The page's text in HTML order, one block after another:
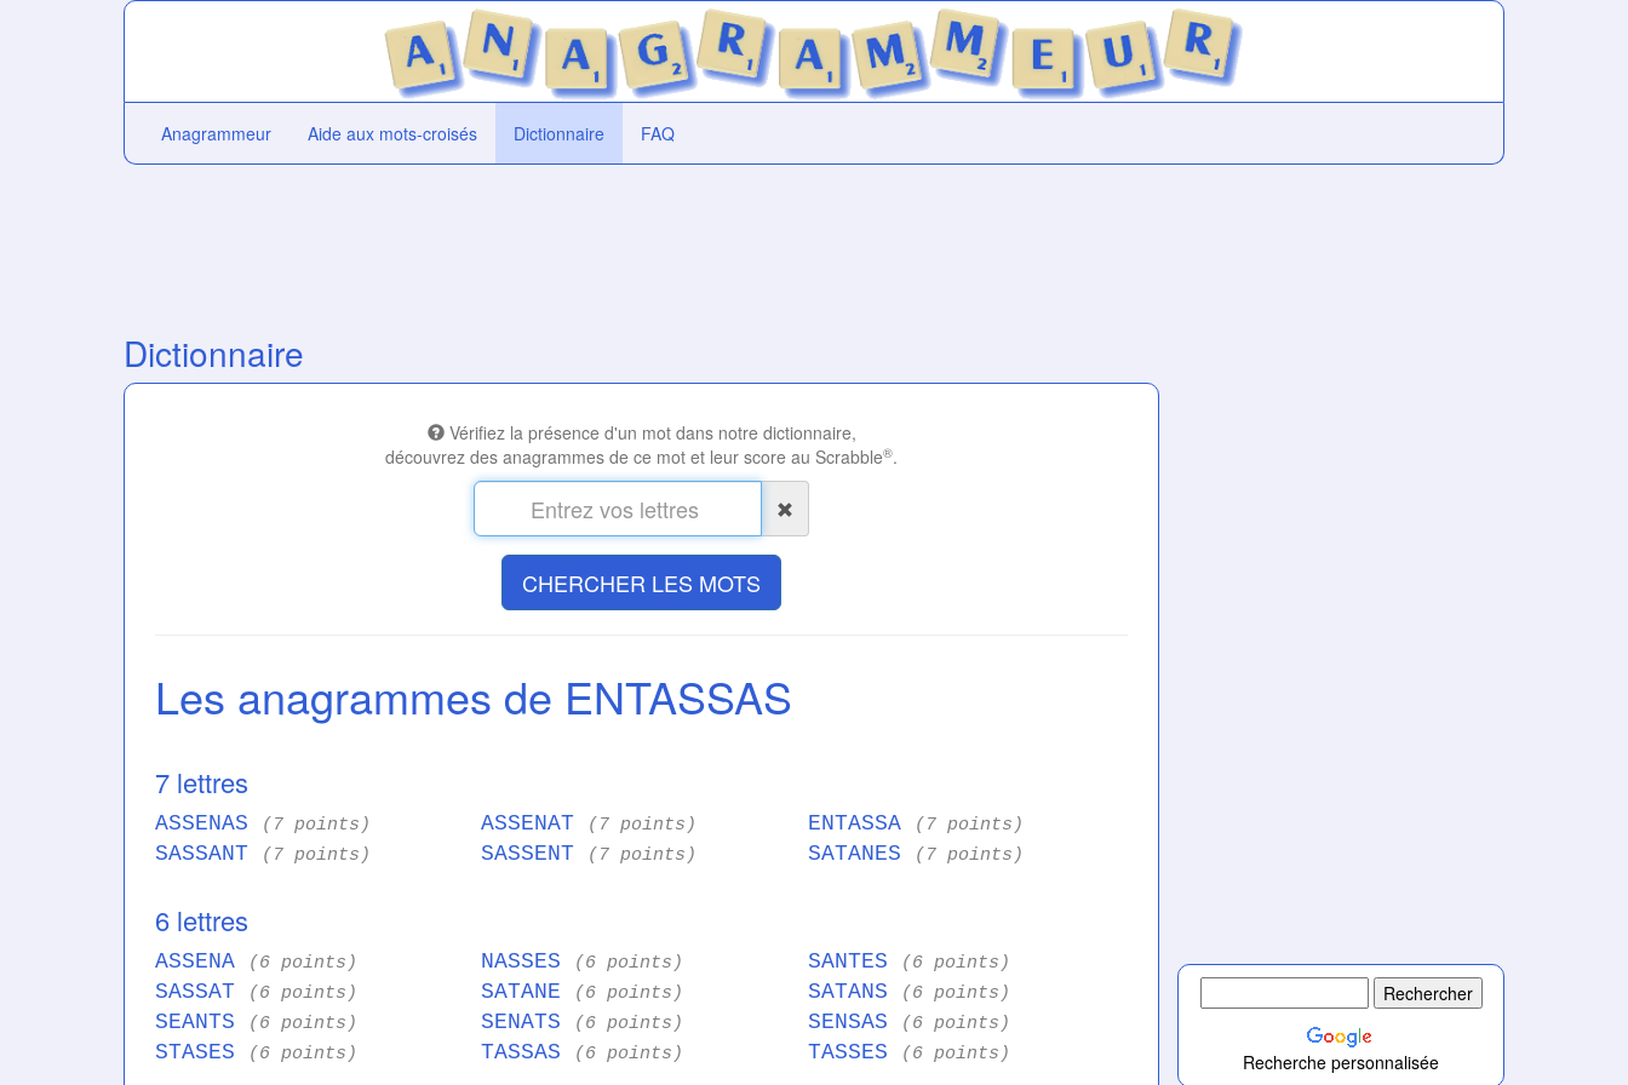
Anagrammeur Aide aux mots-croisés Dictionnaire FAQ
Dictionnaire
Vérifiez la présence d'un mot dans notre dictionnaire,
découvrez des anagrammes de ce mot et leur score au Scrabble®.
CHERCHER LES MOTS
Les anagrammes de ENTASSAS
7 lettres
ASSENAS (7 points) ASSENAT (7 points) ENTASSA (7 points)
SASSANT (7 points) SASSENT (7 points) SATANES (7 points)
6 lettres
ASSENA (6 points) NASSES (6 points) SANTES (6 points)
SASSAT (6 points) SATANE (6 points) SATANS (6 points)
SEANTS (6 points) SENATS (6 points) SENSAS (6 points)
STASES (6 points) TASSAS (6 points) TASSES (6 points) Recherche personnalisée